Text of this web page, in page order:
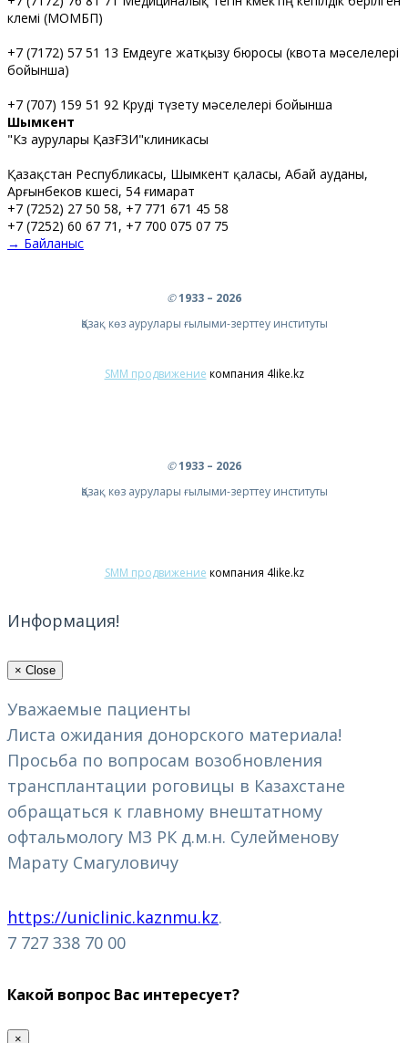
көлемі (МОМБП)
+7 (7172) 57 51 13 Емдеуге жатқызу бюросы (квота мәселелері
бойынша)
+7 (707) 159 51 92 Көруді түзету мәселелері бойынша
Шымкент
"Көз аурулары ҚазҒЗИ"клиникасы
Қазақстан Республикасы, Шымкент қаласы, Абай ауданы,
Арғынбеков көшесі, 54 ғимарат
+7 (7252) 27 50 58, +7 771 671 45 58
+7 (7252) 60 67 71, +7 700 075 07 75
→ Байланыс
©1933 – 2026
Қазақ көз аурулары ғылыми-зерттеу институты
SMM продвижение компания 4like.kz
©1933 – 2026
Қазақ көз аурулары ғылыми-зерттеу институты
SMM продвижение компания 4like.kz
Информация!
× Close
Уважаемые пациенты
Листа ожидания донорского материала!
Просьба по вопросам возобновления
трансплантации роговицы в Казахстане
обращаться к главному внештатному
офтальмологу МЗ РК д.м.н. Сулейменову
Марату Смагуловичу
https://uniclinic.kaznmu.kz.
7 727 338 70 00
Какой вопрос Вас интересует?
×